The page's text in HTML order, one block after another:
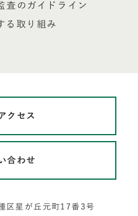
査のガイドライン
る取り組み
クセス
合わせ
区星が丘元町17番3号